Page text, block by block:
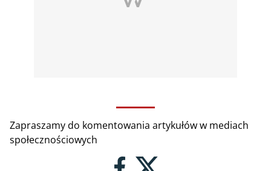
Zapraszamy do komentowania artykułów w mediach
społecznościowych